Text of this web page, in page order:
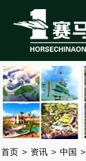
首页 > 资讯 > 中国 >